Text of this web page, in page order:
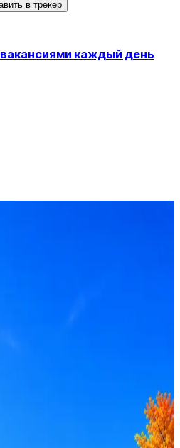
в трекер
каждый день
с Эйч